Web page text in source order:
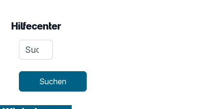
Hilfecenter
Suchanfrage
Suchen